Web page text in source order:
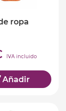
ropa
IVA incluido
Añadir